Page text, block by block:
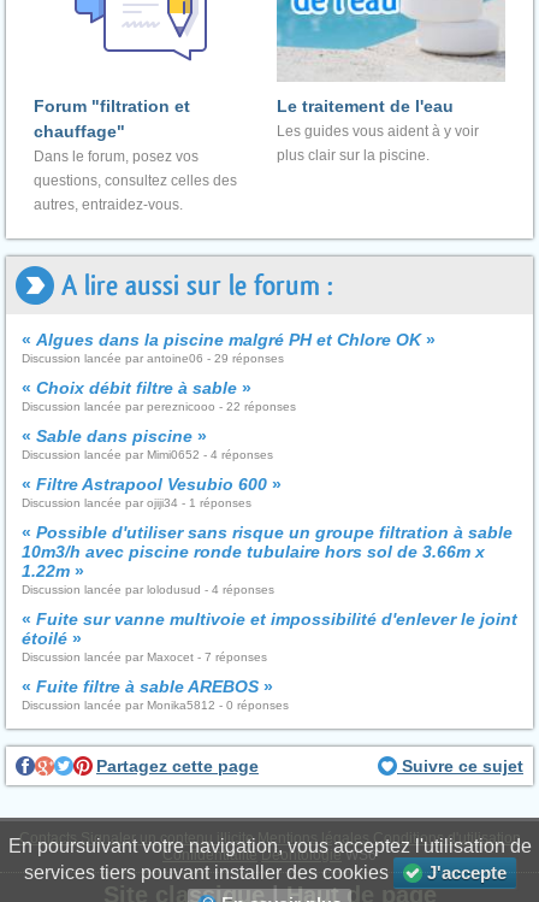
Forum "filtration et
chauffage"
Dans le forum, posez vos
questions, consultez celles des
autres, entraidez-vous.
Le traitement de l'eau
Les guides vous aident à y voir
plus clair sur la piscine.
A lire aussi sur le forum :
« Algues dans la piscine malgré PH et Chlore OK»
Discussion lancée par antoine06 - 29 réponses
« Choix débit filtre à sable »
Discussion lancée par pereznicooo - 22 réponses
« Sable dans piscine »
Discussion lancée par Mimi0652 - 4 réponses
« Filtre Astrapool Vesubio 600 »
Discussion lancée par ojiji34 - 1 réponses
« Possible d'utiliser sans risque un groupe filtration à sable
10m3/h avec piscine ronde tubulaire hors sol de 3.66m x
1.22m »
Discussion lancée par lolodusud - 4 réponses
« Fuite sur vanne multivoie et impossibilité d'enlever le joint
étoilé »
Discussion lancée par Maxocet - 7 réponses
« Fuite filtre à sable AREBOS »
Discussion lancée par Monika5812 - 0 réponses
Partagez cette page Suivre ce sujet
Contacts Signaler un contenu illicite Mentions légales Conditions d'utilisation
Confidentialité DéontologieWS6
Site classique|Haut de page
En poursuivant votre navigation, vous acceptez l'utilisation de
services tiers pouvant installer des cookies
J'accepte